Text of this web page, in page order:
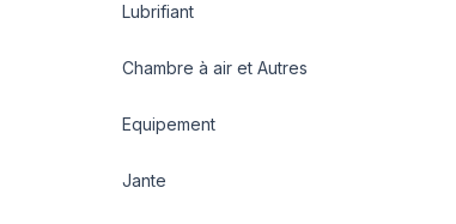
Lubrifiant
Chambre à air et Autres
Equipement
Jante